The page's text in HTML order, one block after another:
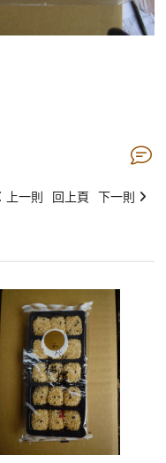
上一則 回上頁 下一則